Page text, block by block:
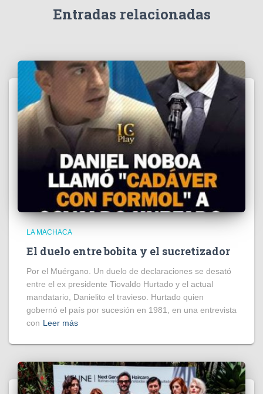
Entradas relacionadas
LA MACHACA
El duelo entre bobita y el sucretizador
Por el Muérgano. Un duelo de declaraciones se desató
entre el ex presidente Tiovaldo Hurtado y el actual
mandatario, Danielito el travieso. Hurtado quien
gobernó el país por sucesión en 1981, en una entrevista
con Leer más